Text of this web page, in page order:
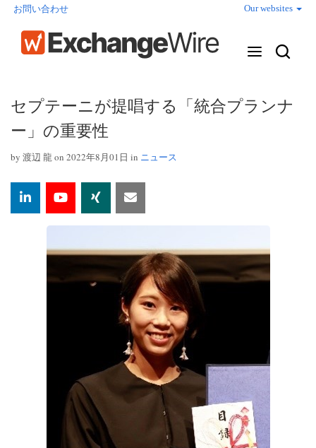
お問い合わせ Our websites
セプテーニが提唱する「統合プランナ
ー」の重要性
by 渡辺 龍on 2022年8月01日 in ニュース